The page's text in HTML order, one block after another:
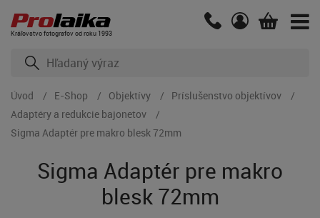
Kráľovstvo fotografov od roku 1993
Úvod E-Shop Objektívy
Príslušenstvo objektívov
Adaptéry a redukcie bajonetov
Sigma Adaptér pre makro blesk 72mm
Sigma Adaptér pre makro
blesk 72mm